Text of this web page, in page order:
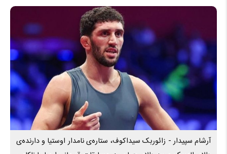
آرشام سپیدار - زائوربک سیداکوف، ستاره‌ی نامدار اوستیا و دارنده‌ی